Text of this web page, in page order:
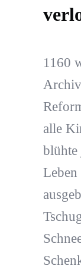
1160
alle
blühte
Leben